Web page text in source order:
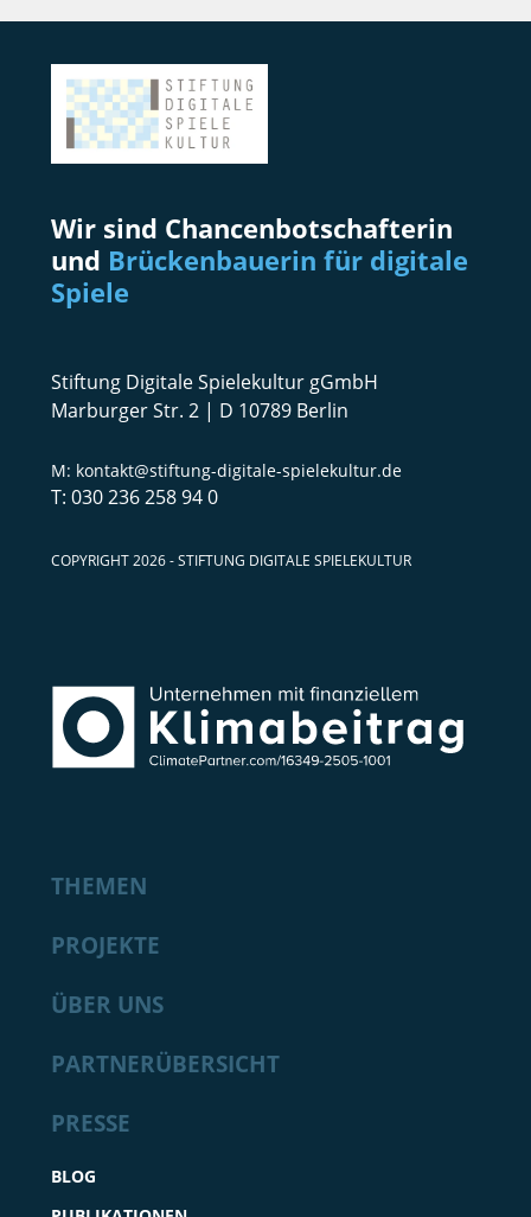
Wir sind Chancenbotschafterin
und Brückenbauerin für digitale
Spiele
Stiftung Digitale Spielekultur gGmbH
Marburger Str. 2 | D 10789 Berlin
kontakt@stiftung-digitale-spielekultur.de
030 236 258 94 0
COPYRIGHT 2026 - STIFTUNG DIGITALE SPIELEKULTUR
THEMEN
PROJEKTE
ÜBER UNS
PARTNERÜBERSICHT
PRESSE
BLOG